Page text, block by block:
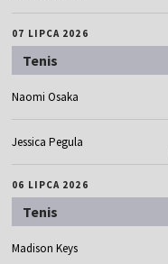
07 LIPCA 2026
Tenis
Naomi Osaka
Jessica Pegula
06 LIPCA 2026
Tenis
Madison Keys